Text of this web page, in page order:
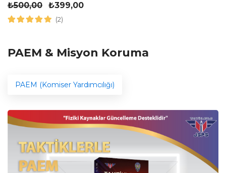
₺500,00 ₺399,00
(2)
PAEM & Misyon Koruma
PAEM (Komiser Yardımcılığı)